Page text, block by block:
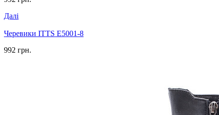
Далі
Черевики ITTS E5001-8
992 грн.